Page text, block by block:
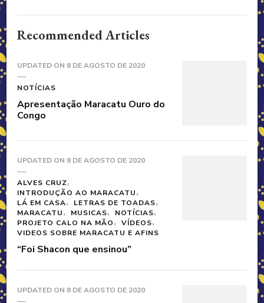
Recommended Articles
UPDATED ON 8 DE AGOSTO DE 2020
NOTÍCIAS
Apresentação Maracatu Ouro do
Congo
UPDATED ON 8 DE AGOSTO DE 2020
ALVES CRUZ
INTRODUÇÃO AO MARACATU
LÁ EM CASA
LETRAS DE TOADAS
MARACATU
MUSICAS
NOTÍCIAS
PROJETO CALO NA MÃO
VÍDEOS
VIDEOS SOBRE MARACATU E AFINS
“Foi Shacon que ensinou”
UPDATED ON 8 DE AGOSTO DE 2020